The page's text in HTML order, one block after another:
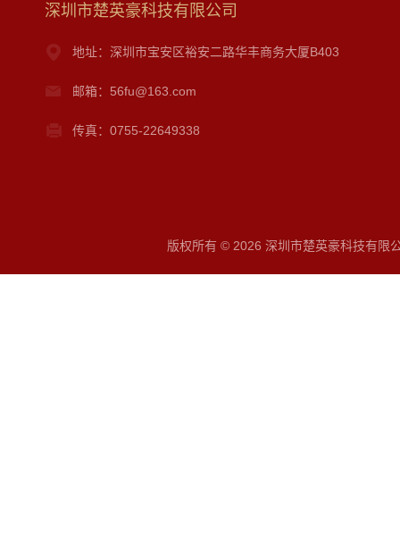
深圳市楚英豪科技有限公司
地址：深圳市宝安区裕安二路华丰商务大厦B403
邮箱：56fu@163.com
传真：0755-22649338
版权所有 © 2026 深圳市楚英豪科技有限